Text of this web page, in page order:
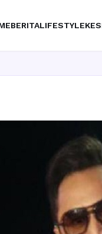
BERITALIFESTYLE